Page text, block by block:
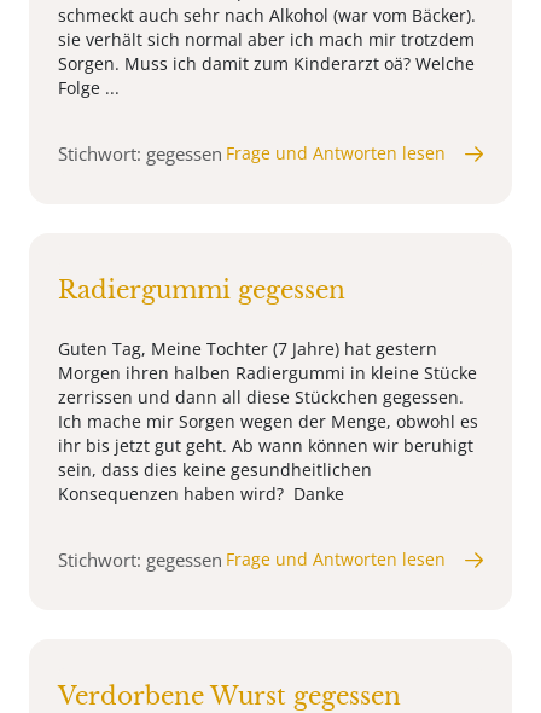
schmeckt auch sehr nach Alkohol (war vom Bäcker).
sie verhält sich normal aber ich mach mir trotzdem
Sorgen. Muss ich damit zum Kinderarzt oä? Welche
Folge ...
Stichwort: gegessen Frage und Antworten lesen
Radiergummi gegessen
Guten Tag, Meine Tochter (7 Jahre) hat gestern
Morgen ihren halben Radiergummi in kleine Stücke
zerrissen und dann all diese Stückchen gegessen.
Ich mache mir Sorgen wegen der Menge, obwohl es
ihr bis jetzt gut geht. Ab wann können wir beruhigt
sein, dass dies keine gesundheitlichen
Konsequenzen haben wird? Danke
Stichwort: gegessen Frage und Antworten lesen
Verdorbene Wurst gegessen